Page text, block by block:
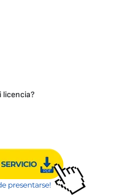
licencia?